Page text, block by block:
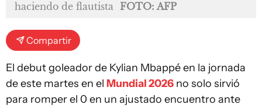
haciendo de flautista FOTO: AFP
Compartir
El debut goleador de Kylian Mbappé en la jornada
de este martes en el Mundial 2026 no solo sirvió
para romper el 0 en un ajustado encuentro ante